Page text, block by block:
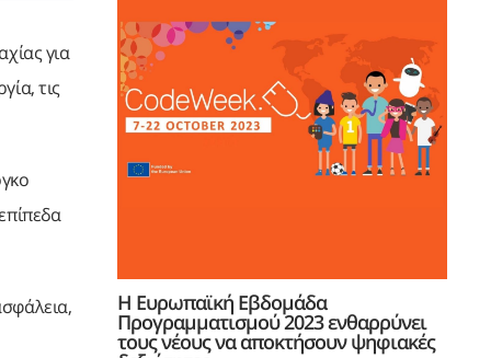
για
τις
Η Ευρωπαϊκή Εβδομάδα
Προγραμματισμού 2023 ενθαρρύνει
τους νέους να αποκτήσουν ψηφιακές